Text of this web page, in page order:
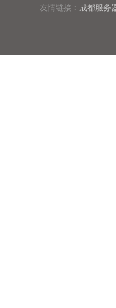
友情链接： 成都服务